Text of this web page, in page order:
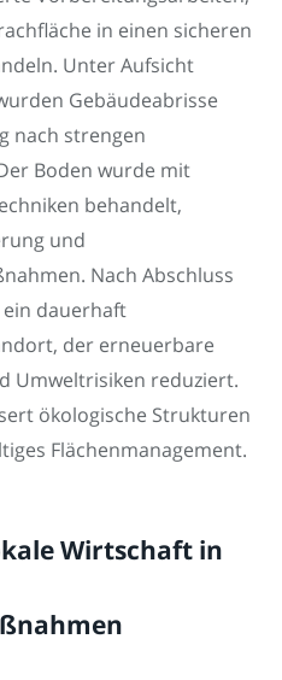
in einen sicheren
Unter Aufsicht
Gebäudeabrisse
nach strengen
Boden wurde mit
behandelt,
und
Nach Abschluss
dauerhaft
der erneuerbare
Umweltrisiken reduziert.
ökologische Strukturen
Flächenmanagement.
Wirtschaft in